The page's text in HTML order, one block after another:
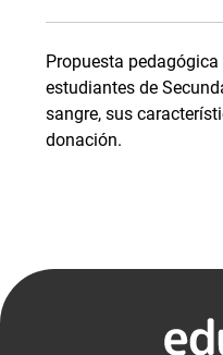
Propuesta
estudiantes de
sangre, sus
donación.